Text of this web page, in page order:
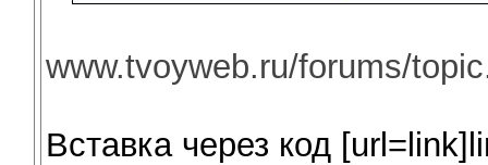
www.tvoyweb.ru/forums/
Вставка через код